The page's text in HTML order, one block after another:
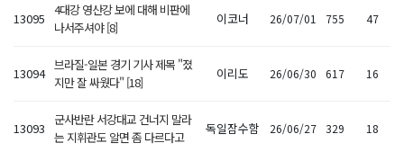
13095
4대강 영산강 보에 대해 비판에
나서주셔야 [8]
이코너 26/07/01 755 47
13094
브라질-일본 경기 기사 제목 "졌
지만 잘 싸웠다" [18]
이리도 26/06/30 617 16
13093
군사반란 서강대교 건너지 말라
는 지휘관도 알면 좀 다르다고
독일잠수함 26/06/27 329 18